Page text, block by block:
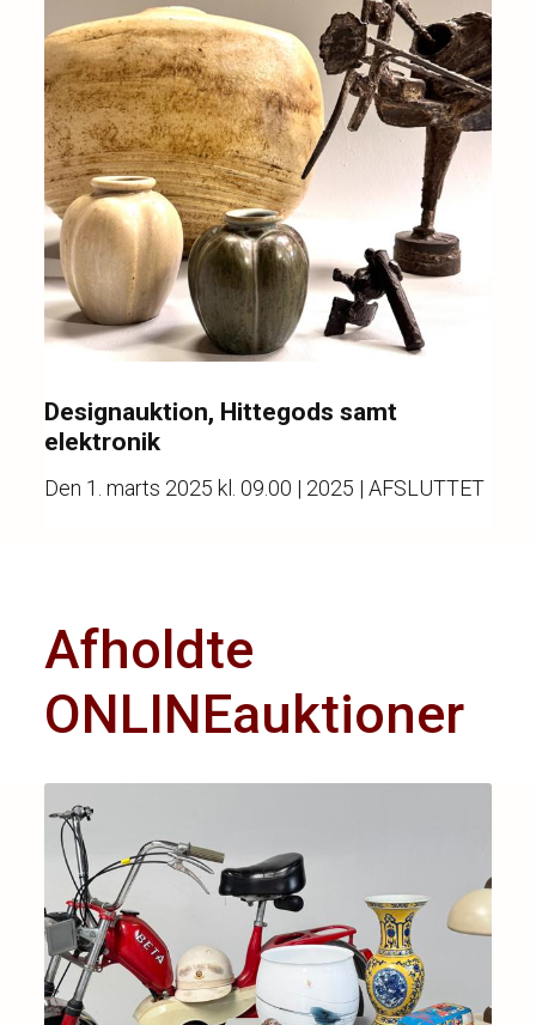
Designauktion, Hittegods samt
elektronik
Den 1. marts 2025 kl. 09.00 | 2025 | AFSLUTTET
Afholdte
ONLINEauktioner